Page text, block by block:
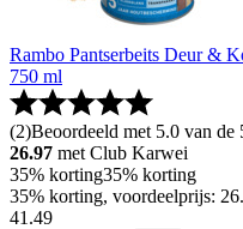
Rambo Pantserbeits Deur &
750 ml
(2)Beoordeeld met 5.0 van de
26.97 met Club Karwei
35% korting35% korting
35% korting, voordeelprijs:
41 .49